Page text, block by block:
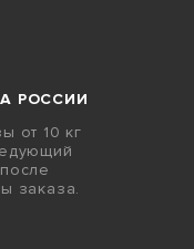
РОССИИ
от 10 кг
заказа.